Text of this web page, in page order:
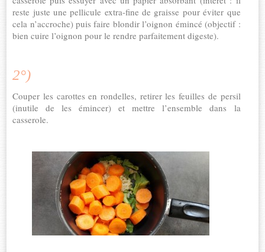
reste juste une pellicule extra-fine de graisse pour éviter que
cela n’accroche) puis faire blondir l’oignon émincé (objectif :
bien cuire l’oignon pour le rendre parfaitement digeste).
2°)
Couper les carottes en rondelles, retirer les feuilles de persil
(inutile de les émincer) et mettre l’ensemble dans la
casserole.